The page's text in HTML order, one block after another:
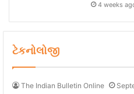
4 weeks
ટેકનોલોજી
The Indian Bulletin Online